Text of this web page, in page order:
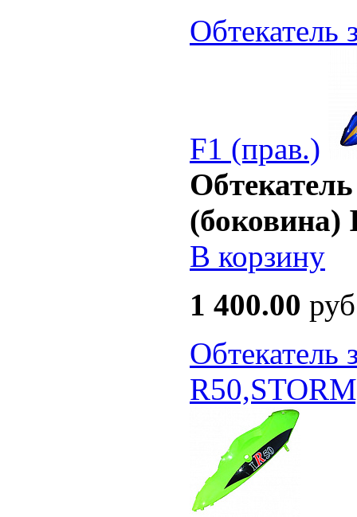
Обтекатель
F1 (прав.)
(боковина)
В корзину
1 400.00
Обтекатель